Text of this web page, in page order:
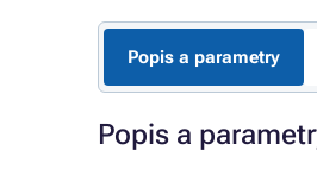
Popis a parametry
Popis a